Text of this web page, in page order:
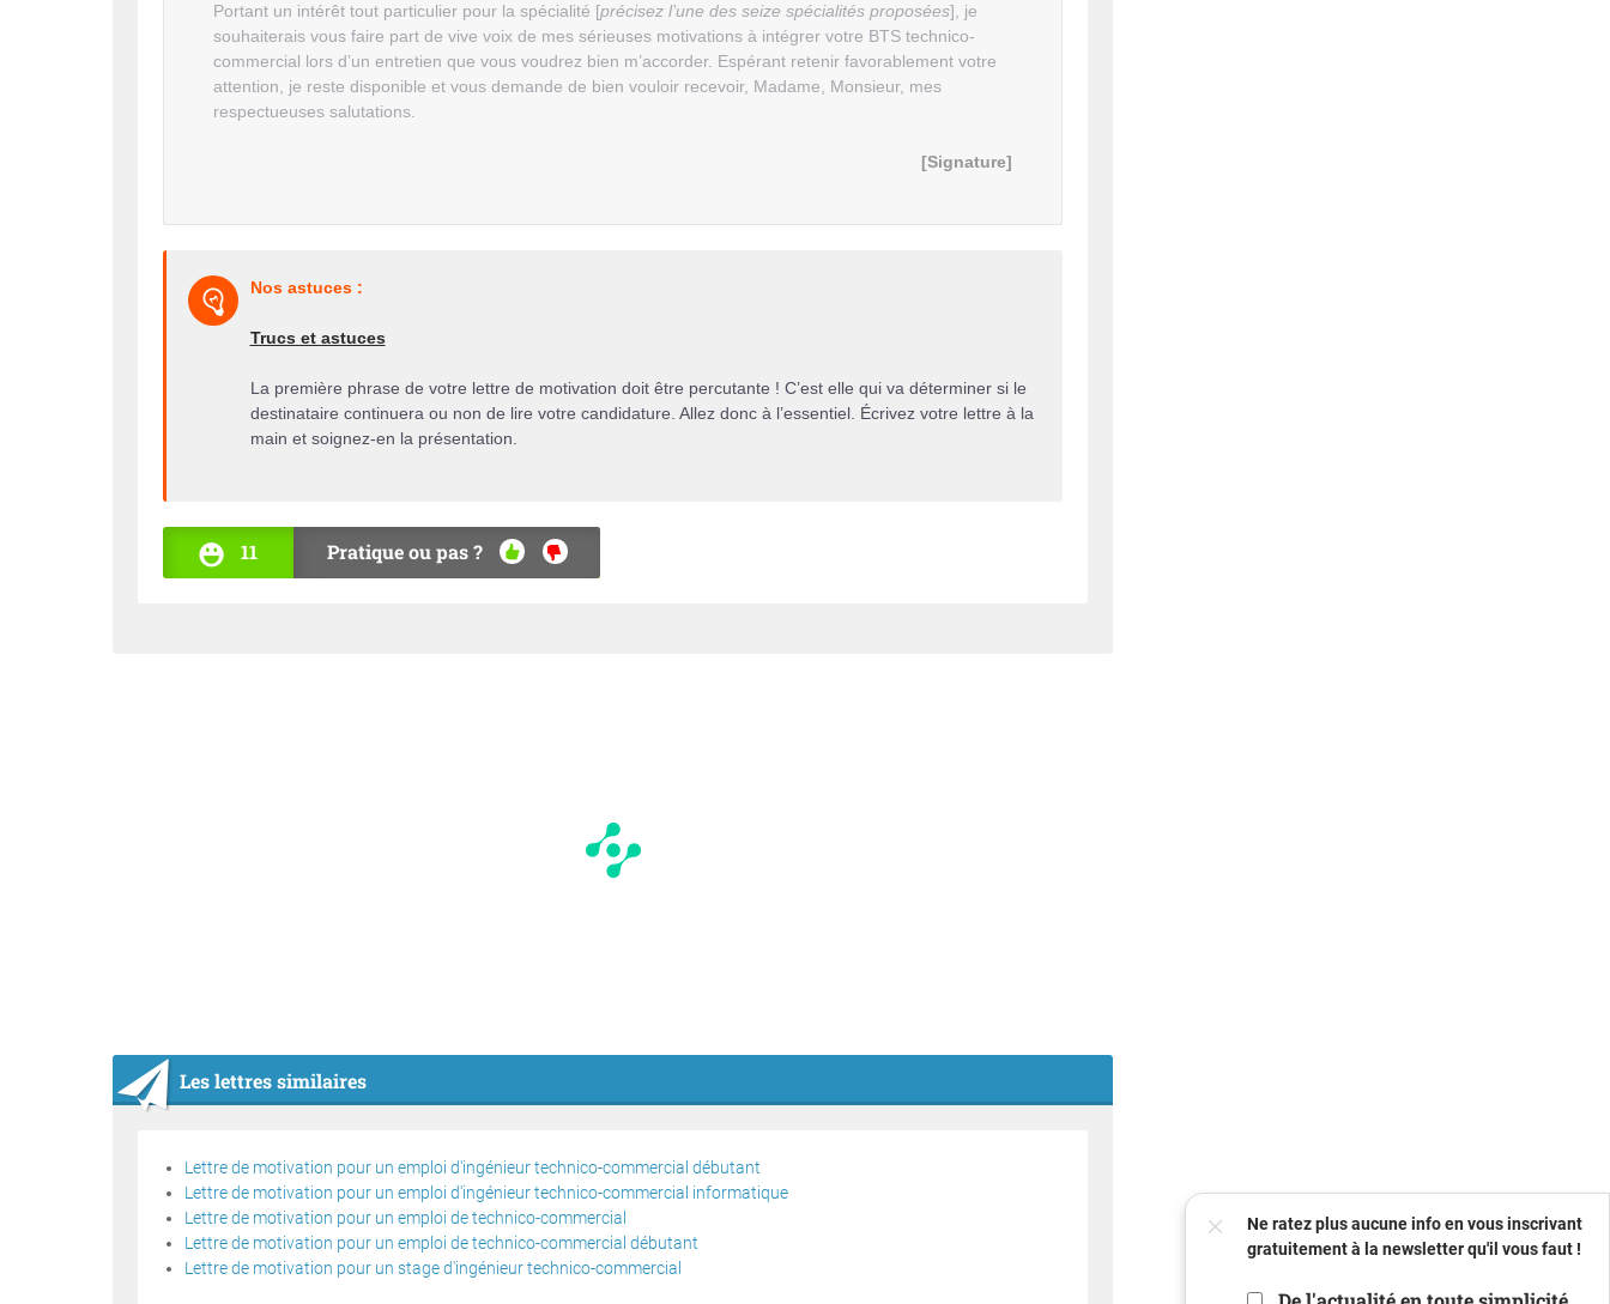
Portant un intérêt tout particulier pour la spécialité [précisez l’une des seize spécialités proposées], je
souhaiterais vous faire part de vive voix de mes sérieuses motivations à intégrer votre BTS technico-
commercial lors d’un entretien que vous voudrez bien m’accorder. Espérant retenir favorablement votre
attention, je reste disponible et vous demande de bien vouloir recevoir, Madame, Monsieur, mes
respectueuses salutations.
[Signature]
Nos astuces :
Trucs et astuces
La première phrase de votre lettre de motivation doit être percutante ! C’est elle qui va déterminer si le
destinataire continuera ou non de lire votre candidature. Allez donc à l’essentiel. Écrivez votre lettre à la
main et soignez-en la présentation.
11 Pratique ou pas ?
OUI NON
Les lettres similaires
Lettre de motivation pour un emploi d'ingénieur technico-commercial débutant
Lettre de motivation pour un emploi d'ingénieur technico-commercial informatique
Lettre de motivation pour un emploi de technico-commercial
Lettre de motivation pour un emploi de technico-commercial débutant
Lettre de motivation pour un stage d'ingénieur technico-commercial
Ne ratez plus aucune info en vous inscrivant
gratuitement à la newsletter qu'il vous faut !